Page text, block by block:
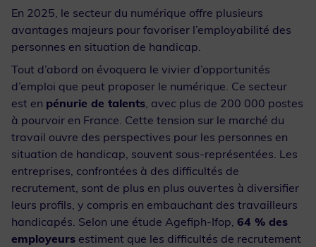
En 2025, le secteur du numérique offre plusieurs
avantages majeurs pour favoriser l’employabilité des
personnes en situation de handicap.
Tout d’abord on évoquera le vivier d’opportunités
d’emploi que peut proposer le numérique. Ce secteur
est en pénurie de talents, avec plus de 200 000 postes
à pourvoir en France. Cette tension sur le marché du
travail ouvre des perspectives pour les personnes en
situation de handicap, souvent sous-représentées. Les
entreprises, confrontées à des difficultés de
recrutement, sont de plus en plus ouvertes à diversifier
leurs profils, y compris en embauchant des travailleurs
handicapés. Selon une étude Agefiph-Ifop, 64 % des
employeurs estiment que les difficultés de recrutement